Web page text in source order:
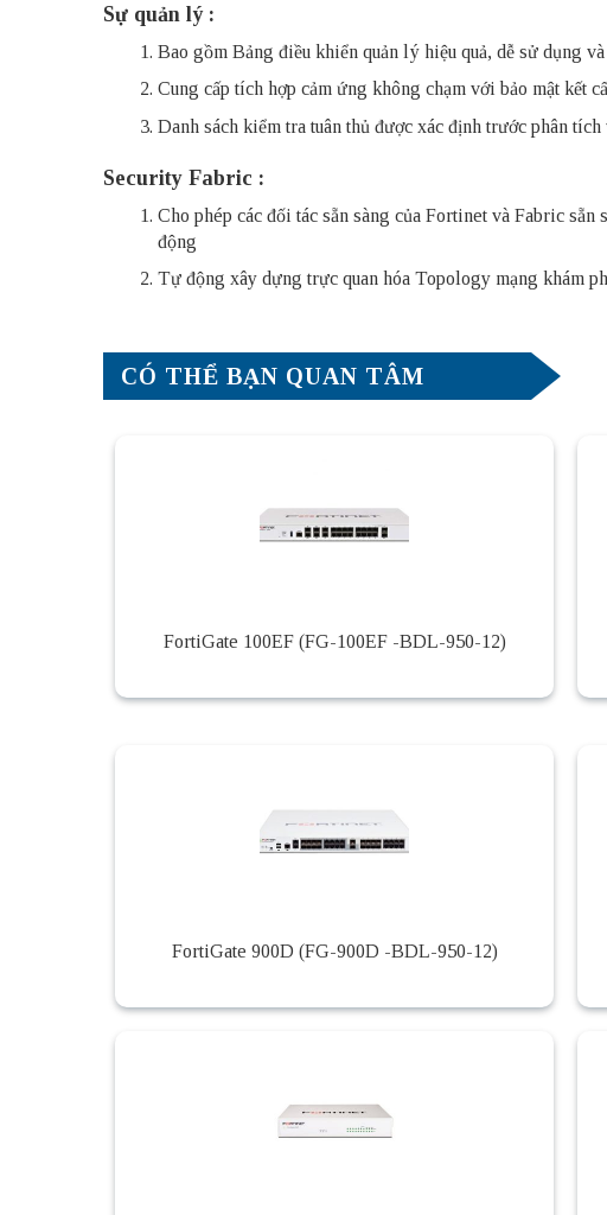
Sự quản lý :
Bao gồm Bảng điều khiển quản lý hiệu quả, dễ sử dụng
Cung cấp tích hợp cảm ứng không chạm với bảo mật kết
Danh sách kiểm tra tuân thủ được xác định trước phân
Security Fabric :
Cho phép các đối tác sẵn sàng của Fortinet và Fabric
động
Tự động xây dựng trực quan hóa Topology mạng khám
CÓ THỂ BẠN QUAN TÂM
FortiGate 100EF (FG-100EF -BDL-950-12)
FortiGate 900D (FG-900D -BDL-950-12)